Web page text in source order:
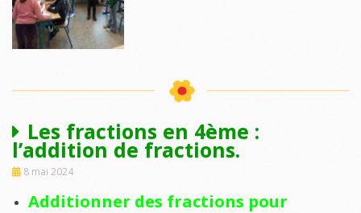
Les fractions en 4ème :
l’addition de fractions.
8 mai 2024
Additionner des fractions pour